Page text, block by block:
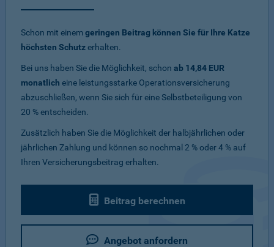
Schon mit einemgeringen Beitrag können Sie für Ihre Katze
höchsten Schutzerhalten.
Bei uns haben Sie die Möglichkeit, schon ab 14,84 EUR
monatlich eine leistungsstarke Operationsversicherung
abzuschließen, wenn Sie sich für eine Selbstbeteiligung von
20 % entscheiden.
Zusätzlich haben Sie die Möglichkeit der halbjährlichen oder
jährlichen Zahlung und können so nochmal 2 % oder 4 % auf
Ihren Versicherungsbeitrag erhalten.
Beitrag berechnen
Angebot anfordern